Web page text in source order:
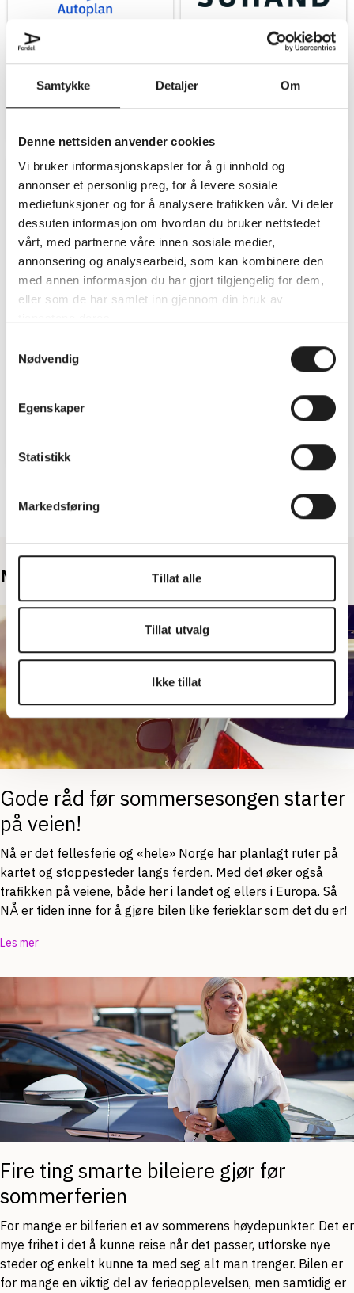
Samtykke Detaljer Om
Denne nettsiden anvender cookies
Vi bruker informasjonskapsler for å gi innhold og
annonser et personlig preg, for å levere sosiale
mediefunksjoner og for å analysere trafikken vår. Vi deler
dessuten informasjon om hvordan du bruker nettstedet
vårt, med partnerne våre innen sosiale medier,
annonsering og analysearbeid, som kan kombinere den
med annen informasjon du har gjort tilgjengelig for dem,
eller som de har samlet inn gjennom din bruk av
Nødvendig
Egenskaper
Statistikk
Markedsføring
Tillat alle
Tillat utvalg
Ikke tillat
Få kr. 20.000 i innbytte for
din bil ved kjøp av bruktbil.
20% fordel på
bremsereparasjoner hos
KAMPANJE
EU-
kontroll
kr. 995,-
Med en EU-kontroll hos
kontroll av bilen din.
Utløpsdato: 30.09.2026
KAMPANJE
Innbytte
kr.
30.000
Få kr. 30.000 i innbytte ved
Utløpsdato: 31.08.2026
Nyheter:
Gode råd før sommersesongen starter
på veien!
Nå er det fellesferie og «hele» Norge har planlagt ruter på
kartet og stoppesteder langs ferden. Med det øker også
trafikken på veiene, både her i landet og ellers i Europa. Så
NÅ er tiden inne for å gjøre bilen like ferieklar som det du er!
Les mer
Fire ting smarte bileiere gjør før
sommerferien
For mange er bilferien et av sommerens høydepunkter. Det er
mye frihet i det å kunne reise når det passer, utforske nye
steder og enkelt kunne ta med seg alt man trenger. Bilen er
for mange en viktig del av ferieopplevelsen, men samtidig er